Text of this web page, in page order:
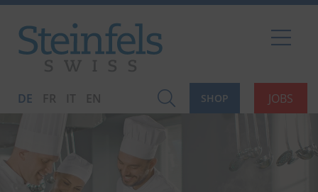
JOBS
SHOP
DE FR IT EN